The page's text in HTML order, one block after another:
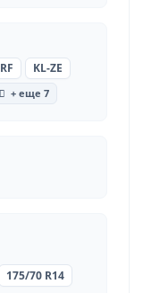
RF
KL-ZE
+ еще 7
175/70 R14